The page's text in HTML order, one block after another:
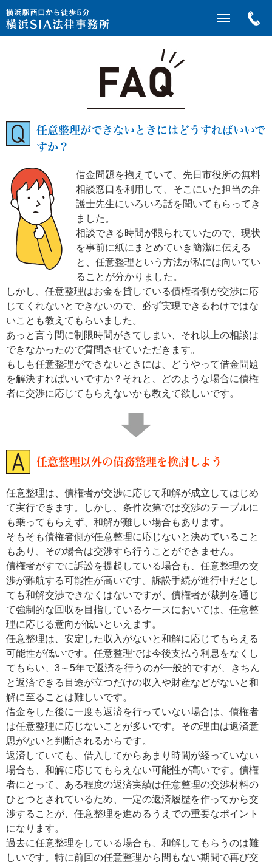
任意整理ができないときにはどうすればいいで
すか？
借金問題を抱えていて、先日市役所の無料
相談窓口を利用して、そこにいた担当の弁
護士先生にいろいろ話を聞いてもらってき
ました。
相談できる時間が限られていたので、現状
を事前に紙にまとめていき簡潔に伝える
と、任意整理という方法が私には向いてい
ることが分かりました。
しかし、任意整理はお金を貸している債権者側が交渉に応
じてくれないとできないので、必ず実現できるわけではな
いことも教えてもらいました。
あっと言う間に制限時間がきてしまい、それ以上の相談は
できなかったので質問させていただきます。
もしも任意整理ができないときには、どうやって借金問題
を解決すればいいですか？それと、どのような場合に債権
者に交渉に応じてもらえないかも教えて欲しいです。
任意整理以外の債務整理を検討しよう
任意整理は、債権者が交渉に応じて和解が成立してはじめ
て実行できます。しかし、条件次第では交渉のテーブルに
も乗ってもらえず、和解が難しい場合もあります。
そもそも債権者側が任意整理に応じないと決めていること
もあり、その場合は交渉すら行うことができません。
債権者がすでに訴訟を提起している場合も、任意整理の交
渉が難航する可能性が高いです。訴訟手続が進行中だとし
ても和解交渉できなくはないですが、債権者が裁判を通じ
て強制的な回収を目指しているケースにおいては、任意整
理に応じる意向が低いといえます。
任意整理は、安定した収入がないと和解に応じてもらえる
可能性が低いです。任意整理では今後支払う利息をなくし
てもらい、3～5年で返済を行うのが一般的ですが、きちん
と返済できる目途が立つだけの収入や財産などがないと和
解に至ることは難しいです。
借金をした後に一度も返済を行っていない場合は、債権者
は任意整理に応じないことが多いです。その理由は返済意
思がないと判断されるからです。
返済していても、借入してからあまり時間が経っていない
場合も、和解に応じてもらえない可能性が高いです。債権
者にとって、ある程度の返済実績は任意整理の交渉材料の
ひとつとされているため、一定の返済履歴を作ってから交
渉することが、任意整理を進めるうえでの重要なポイント
になります。
過去に任意整理をしている場合も、和解してもらうのは難
しいです。特に前回の任意整理から間もない期間で再び交